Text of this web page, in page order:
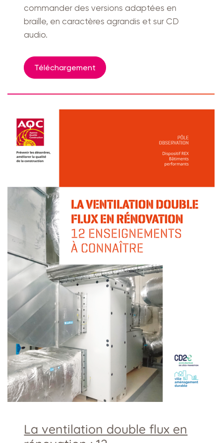
commander des versions adaptées en
braille, en caractères agrandis et sur CD
audio.
Téléchargement
La ventilation double flux en